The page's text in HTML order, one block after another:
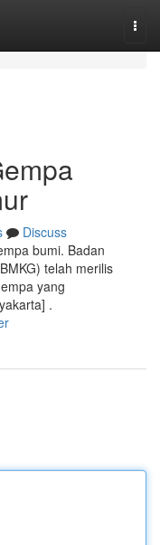
Discuss
bumi. Badan
telah merilis
yang
.